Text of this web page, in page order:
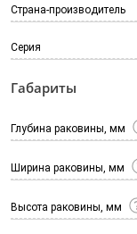
Страна-производитель
Серия
Габариты
Глубина раковины, мм
Ширина раковины, мм
Высота раковины, мм